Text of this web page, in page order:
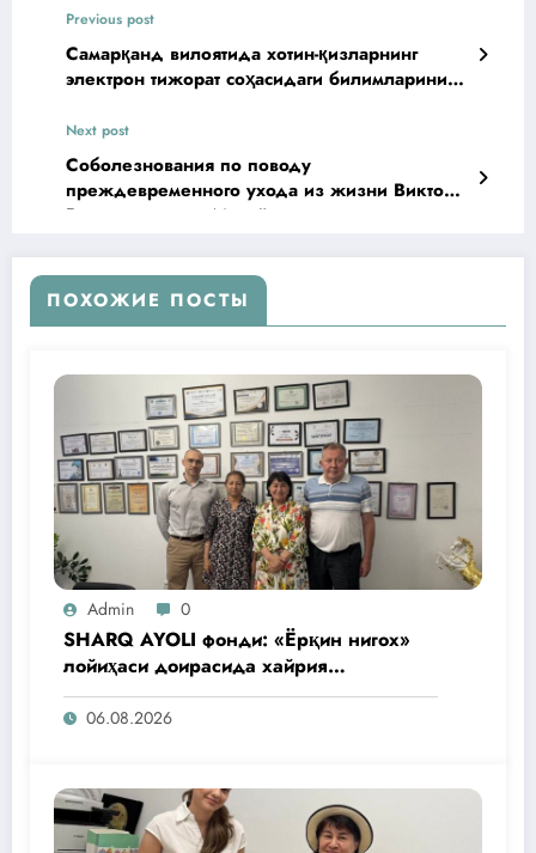
Previous post
Самарқанд вилоятида хотин-қизларнинг
электрон тижорат соҳасидаги билимларини
Next post
Соболезнования по поводу
преждевременного ухода из жизни Виктора
Владимировича Михайлова
ПОХОЖИЕ ПОСТЫ
Admin 0
SHARQ AYOLI фонди: «Ёрқин нигох»
лойиҳаси доирасида хайрия
операциялари ўтказилади
06.08.2026